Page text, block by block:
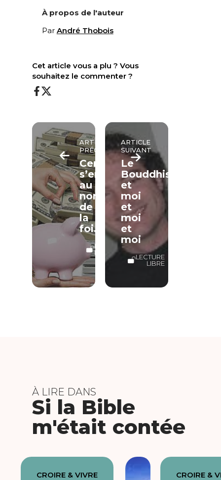
À propos de l'auteur
Par André Thobois
Cet article vous a plu ? Vous
souhaitez le commenter ?
ARTICLE
PRÉCÉDENT
Certains
s’enrichissent
au
nom
de
la
foi…
LECTURE
LIBRE
ARTICLE
SUIVANT
Le
Bouddhisme
et
moi
et
moi
et
moi
LECTURE
LIBRE
À LIRE DANS
Si la Bible
m'était contée
CROIRE & VIVRE CROIRE &